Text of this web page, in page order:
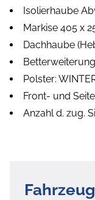
Isolierhaube
Markise 405 x
Dachhaube
Polster:
Front- und
Anzahl d. zug.